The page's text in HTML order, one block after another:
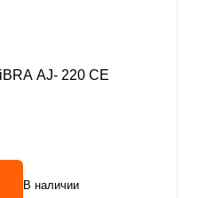
AJ- 220 CE
В наличии